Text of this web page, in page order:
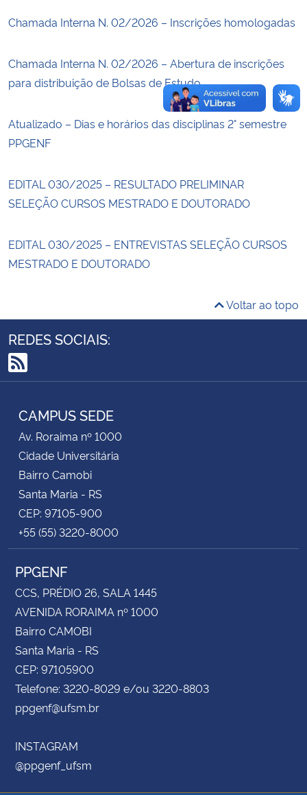
Planalto
Chamada Interna N. 02/2026 – Inscrições homologadas
Chamada Interna N. 02/2026 – Abertura de inscrições
para distribuição de Bolsas de Estudo
Atualizado – Dias e horários das disciplinas 2° semestre
PPGENF
EDITAL 030/2025 – RESULTADO PRELIMINAR
SELEÇÃO CURSOS MESTRADO E DOUTORADO
EDITAL 030/2025 – ENTREVISTAS SELEÇÃO CURSOS
MESTRADO E DOUTORADO
Voltar ao topo
REDES SOCIAIS:
RSS
CAMPUS SEDE
Av. Roraima nº 1000
Cidade Universitária
Bairro Camobi
Santa Maria - RS
CEP: 97105-900
+55 (55) 3220-8000
PPGENF
CCS, PRÉDIO 26, SALA 1445
AVENIDA RORAIMA nº 1000
Bairro CAMOBI
Santa Maria - RS
CEP: 97105900
Telefone: 3220-8029 e/ou 3220-8803
ppgenf@ufsm.br
INSTAGRAM
@ppgenf_ufsm